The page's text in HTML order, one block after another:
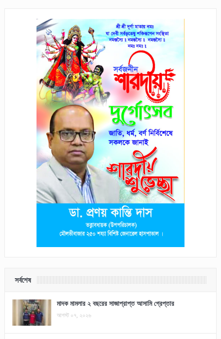
সর্বশেষ
মাদক মামলার ২ বছরের সাজাপ্রাপ্ত আসামি গ্রেপ্তার
আগস্ট ০৭, ২০২৬